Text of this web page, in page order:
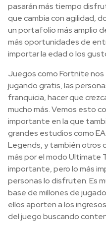
pasarán más tiempo
que cambia con agilidad,
un portafolio más amplio
más oportunidades de
importar la edad o los
Juegos como Fortnite
jugando gratis, las
franquicia, hacer que
mucho más. Vemos esto
importante en la que
grandes estudios como
Legends, y también otros
más por el modo Ultimate
importante, pero lo más
personas lo disfruten. Es
base de millones de
ellos aporten a los
del juego buscando